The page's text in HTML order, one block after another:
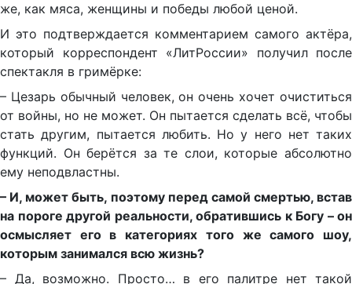
же, как мяса, женщины и победы любой ценой.
И это подтверждается комментарием самого актёра,
который корреспондент «ЛитРоссии» получил после
спектакля в гримёрке:
– Цезарь обычный человек, он очень хочет очиститься
от войны, но не может. Он пытается сделать всё, чтобы
стать другим, пытается любить. Но у него нет таких
функций. Он берётся за те слои, которые абсолютно
ему неподвластны.
– И, может быть, поэтому перед самой смертью, встав
на пороге другой реальности, обратившись к Богу – он
осмысляет его в категориях того же самого шоу,
которым занимался всю жизнь?
– Да, возможно. Просто… в его палитре нет такой